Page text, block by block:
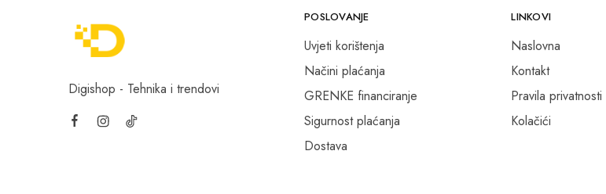
Digishop - Tehnika i trendovi
POSLOVANJE
Uvjeti korištenja
Načini plaćanja
GRENKE financiranje
Sigurnost plaćanja
Dostava
LINKOVI
Naslovna
Kontakt
Pravila privatnosti
Kolačići